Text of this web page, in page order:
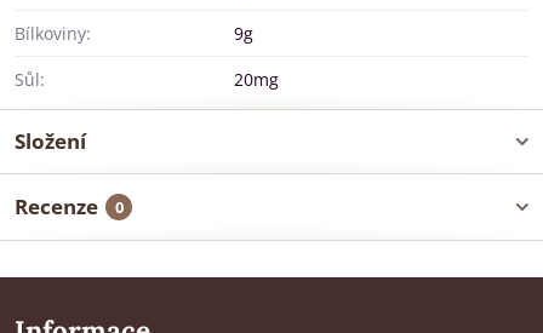
Bílkoviny:
9g
Sůl:
20mg
Složení
Recenze 0